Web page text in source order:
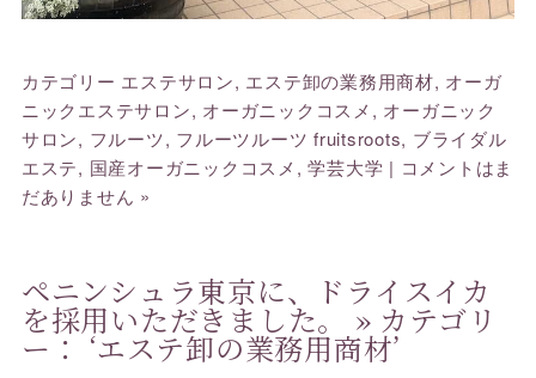
カテゴリー エステサロン, エステ卸の業務用商材, オーガ
ニックエステサロン, オーガニックコスメ , オーガニック
サロン, フルーツ, フルーツルーツ fruitsroots, ブライダル
エステ, 国産オーガニックコスメ ,学芸大学 | コメントはま
だありません »
ペニンシュラ東京に、ドライスイカ
を採用いただきました。» カテゴリ
ー： ‘エステ卸の業務用商材’